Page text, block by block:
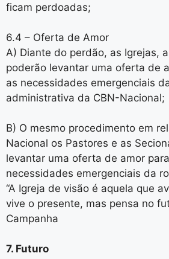
ficam perdoadas;
6.4 – Oferta de Amor
A) Diante do perdão, as Igrejas,
poderão levantar uma oferta de
as necessidades emergenciais
administrativa da CBN-Nacional;
B) O mesmo procedimento em
Nacional os Pastores e as
levantar uma oferta de amor
necessidades emergenciais da
“A Igreja de visão é aquela que
vive o presente, mas pensa no
Campanha
7. Futuro